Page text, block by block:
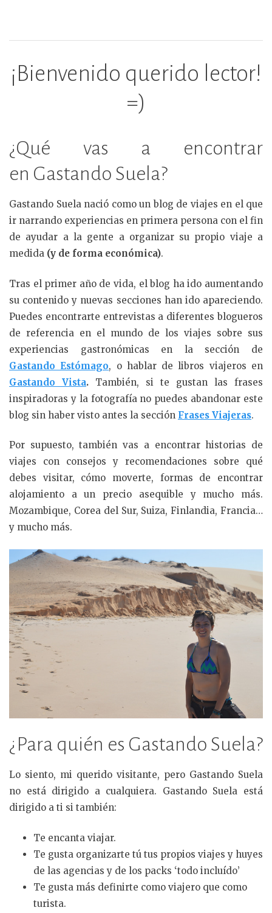
¡Bienvenido querido lector!
=)
¿Qué vas a encontrar
en Gastando Suela?
Gastando Suela nació como un blog de viajes en el que
ir narrando experiencias en primera persona con el fin
de ayudar a la gente a organizar su propio viaje a
medida (y de forma económica).
Tras el primer año de vida, el blog ha ido aumentando
su contenido y nuevas secciones han ido apareciendo.
Puedes encontrarte entrevistas a diferentes blogueros
de referencia en el mundo de los viajes sobre sus
experiencias gastronómicas en la sección de
Gastando Estómago, o hablar de libros viajeros en
Gastando Vista. También, si te gustan las frases
inspiradoras y la fotografía no puedes abandonar este
blog sin haber visto antes la sección Frases Viajeras.
Por supuesto, también vas a encontrar historias de
viajes con consejos y recomendaciones sobre qué
debes visitar, cómo moverte, formas de encontrar
alojamiento a un precio asequible y mucho más.
Mozambique, Corea del Sur, Suiza, Finlandia, Francia…
y mucho más.
¿Para quién es Gastando Suela?
Lo siento, mi querido visitante, pero Gastando Suela
no está dirigido a cualquiera. Gastando Suela está
dirigido a ti si también:
Te encanta viajar.
Te gusta organizarte tú tus propios viajes y huyes
de las agencias y de los packs ‘todo incluído’
Te gusta más definirte como viajero que como
turista.